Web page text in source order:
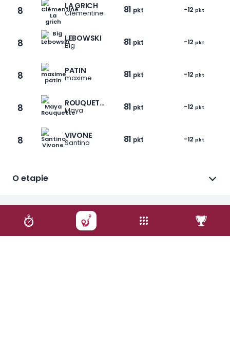
8 LA GRICH
Clémentine 81 pkt -12 pkt
8 LEBOWSKI
Big 81 pkt -12 pkt
8 PATIN
maxime 81 pkt -12 pkt
8 ROUQUETTE
Maya 81 pkt -12 pkt
8 VIVONE
Santino 81 pkt -12 pkt
O etapie